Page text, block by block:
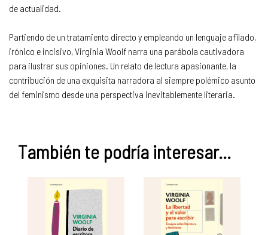
de actualidad.
Partiendo de un tratamiento directo y empleando un lenguaje afilado,
irónico e incisivo, Virginia Woolf narra una parábola cautivadora
para ilustrar sus opiniones. Un relato de lectura apasionante, la
contribución de una exquisita narradora al siempre polémico asunto
del feminismo desde una perspectiva inevitablemente literaria.
También te podría interesar...